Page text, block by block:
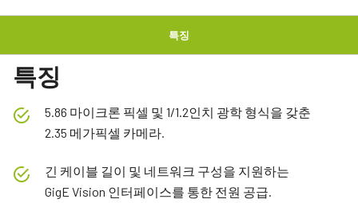
특징
특징
5.86 마이크론 픽셀 및 1/1.2인치 광학 형식을 갖춘
2.35 메가픽셀 카메라.
긴 케이블 길이 및 네트워크 구성을 지원하는
GigE Vision 인터페이스를 통한 전원 공급.